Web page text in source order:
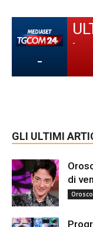
-
-
GLI ULTIMI
di